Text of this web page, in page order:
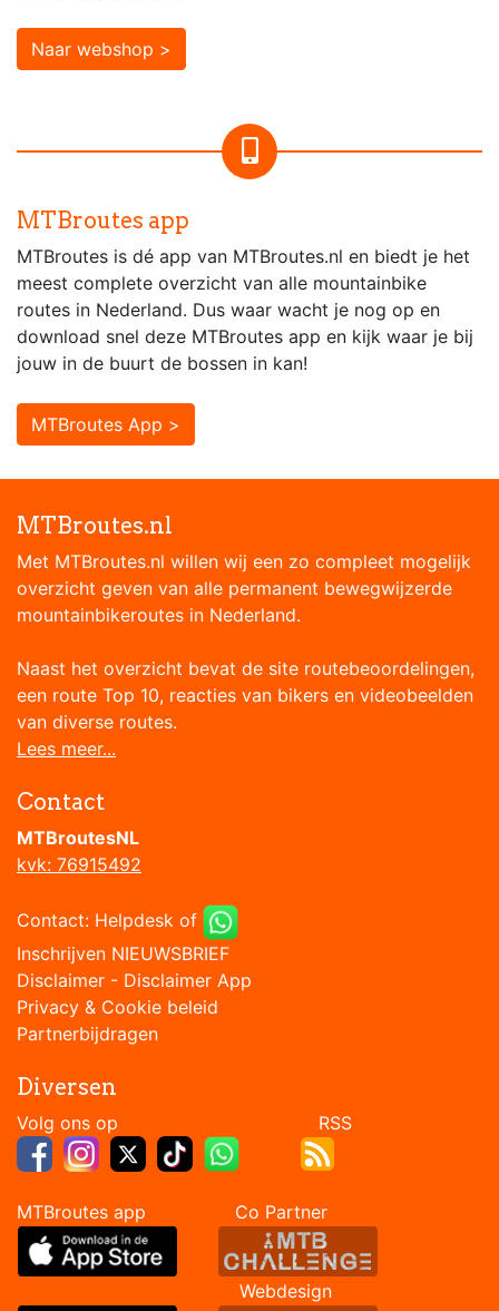
Naar webshop >
MTBroutes app
MTBroutes is dé app van MTBroutes.nl en biedt je het
meest complete overzicht van alle mountainbike
routes in Nederland. Dus waar wacht je nog op en
download snel deze MTBroutes app en kijk waar je bij
jouw in de buurt de bossen in kan!
MTBroutes App >
MTBroutes.nl
Met MTBroutes.nl willen wij een zo compleet mogelijk
overzicht geven van alle permanent bewegwijzerde
mountainbikeroutes in Nederland.
Naast het overzicht bevat de site routebeoordelingen,
een route Top 10, reacties van bikers en videobeelden
van diverse routes.
Lees meer...
Contact
MTBroutesNL
kvk: 76915492
Contact: Helpdesk of
Inschrijven NIEUWSBRIEF
Disclaimer - Disclaimer App
Privacy & Cookie beleid
Partnerbijdragen
Diversen
Volg ons op RSS
MTBroutes app Co Partner
Webdesign